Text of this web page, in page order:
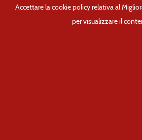
Accettare la cookie policy relativa al
per visualizzare il